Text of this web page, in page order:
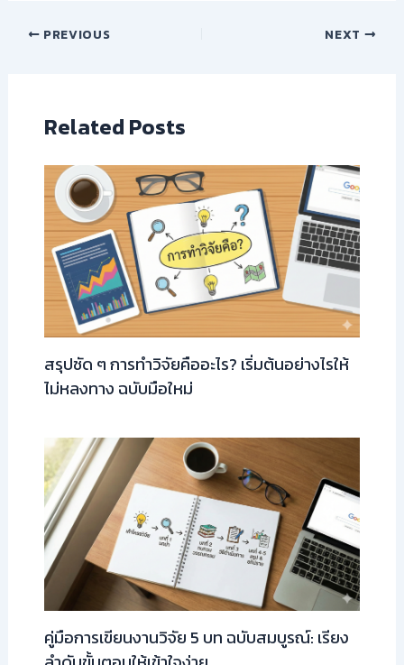
PREVIOUS NEXT
Related Posts
สรุปชัด ๆ การทำวิจัยคืออะไร? เริ่มต้นอย่างไรให้
ไม่หลงทาง ฉบับมือใหม่
คู่มือการเขียนงานวิจัย 5 บท ฉบับสมบูรณ์: เรียง